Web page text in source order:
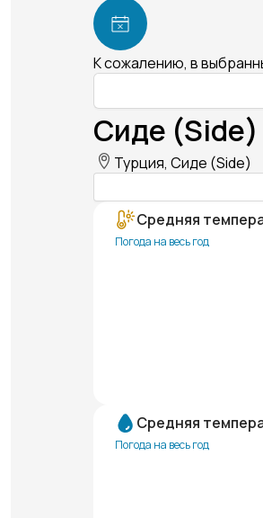
К сожалению, в
Сиде (Side)
Турция, Сиде (Side)
Средняя
Погода на весь год
Средняя
Погода на весь год